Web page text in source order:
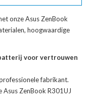
onzeAsus ZenBook
hoogwaardige
voor vertrouwen
fabrikant.
Asus ZenBook R301UJ